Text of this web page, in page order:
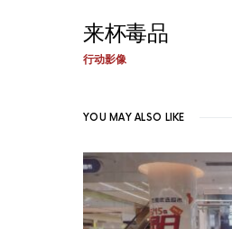
来杯毒品
行动影像
YOU MAY ALSO LIKE